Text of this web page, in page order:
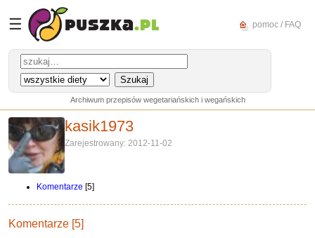
☰ pomoc / FAQ
Archiwum przepisów wegetariańskich i wegańskich
kasik1973
Zarejestrowany: 2012-11-02
Komentarze [5]
Komentarze [5]